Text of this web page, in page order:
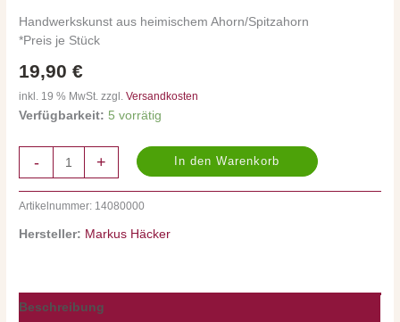
Handwerkskunst aus heimischem Ahorn/Spitzahorn
*Preis je Stück
19,90€
inkl. 19 % MwSt. zzgl.Versandkosten
Verfügbarkeit: 5 vorrätig
-
32
cm
Menge
+ In den Warenkorb
Artikelnummer: 14080000
Hersteller: Markus Häcker
Beschreibung